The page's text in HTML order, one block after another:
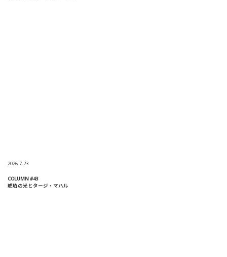
2026.7.23
COLUMN #43
琥珀の光とタージ・マハル